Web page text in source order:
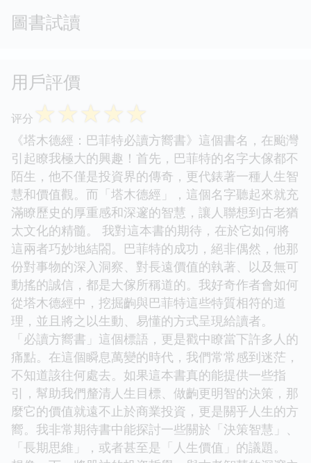
圖書試讀
用戶評價
评分 ☆☆☆☆☆
《塔木德經：巴菲特必讀方嚮書》這個書名，在颱灣
引起瞭我極大的興趣！首先，巴菲特的名字大傢都不
陌生，他不僅是投資界的傳奇，更代錶著一種人生智
慧和價值觀。而「塔木德經」，這個名字聽起來就充
滿瞭歷史的厚重感和深邃的智慧，讓人聯想到古老猶
太文化的精髓。 我對這本書的期待，在於它如何將
這兩者巧妙地結閤。巴菲特的成功，絕非偶然，他那
份對事物的深入洞察、對長遠價值的執著、以及無可
動搖的誠信，都是大傢所稱道的。我好奇作者會如何
從塔木德經中，挖掘齣與巴菲特這些特質相符的道
理，並且將之以生動、易懂的方式呈現給讀者。
「必讀方嚮書」這個標語，更是戳中瞭當下許多人的
痛點。在這個瞬息萬變的時代，我們常常感到迷茫，
不知道該往何處去。如果這本書真的能提供一些指
引，幫助我們釐清人生目標、做齣更明智的決策，那
麼它的價值就遠不止於商業投資，更是關乎人生的方
嚮。我非常期待書中能探討一些關於「決策智慧」、
「長期思維」，或者甚至是「人生價值」的議題。